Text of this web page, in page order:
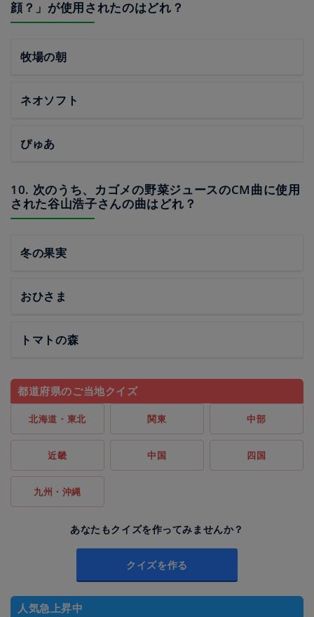
顔？」が使用されたのはどれ？
牧場の朝
ネオソフト
ぴゅあ
10. 次のうち、カゴメの野菜ジュースのCM曲に使用
された谷山浩子さんの曲はどれ？
冬の果実
おひさま
トマトの森
都道府県のご当地クイズ
北海道・東北 関東 中部
近畿 中国 四国
九州・沖縄
あなたもクイズを作ってみませんか？
クイズを作る
人気急上昇中